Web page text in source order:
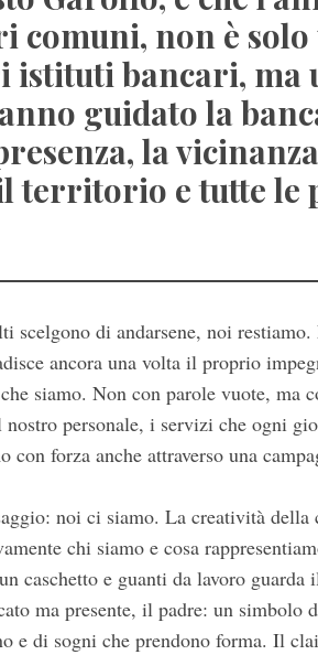
comuni, non è
istituti bancari, ma
guidato la
la
territorio e tutte le
scelgono di andarsene, noi
ancora una volta il proprio
siamo. Non con parole vuote, ma
personale, i servizi che ogni
forza anche attraverso una
noi ci siamo. La creatività
chi siamo e cosa
caschetto e guanti da lavoro
ma presente, il padre: un simbolo
e di sogni che prendono forma. Il